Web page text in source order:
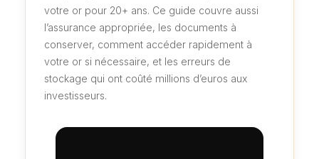
votre or pour 20+ ans. Ce guide couvre aussi
l’assurance appropriée, les documents à
conserver, comment accéder rapidement à
votre or si nécessaire, et les erreurs de
stockage qui ont coûté millions d’euros aux
investisseurs.